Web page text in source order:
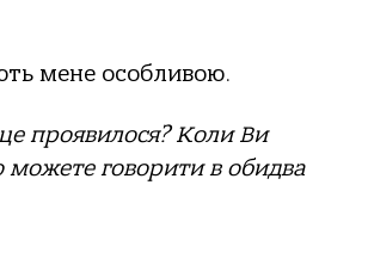
мене особливою.
проявилося? Коли Ви
можете говорити в обидва